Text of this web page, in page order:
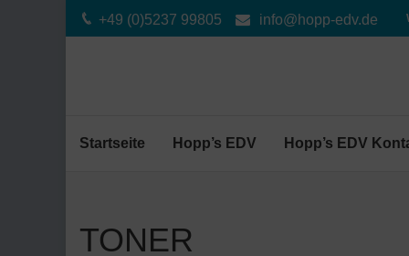
+49 (0)5237 99805 info@hopp-edv.de
Startseite Hopp’s EDV Hopp’s EDV
TONER